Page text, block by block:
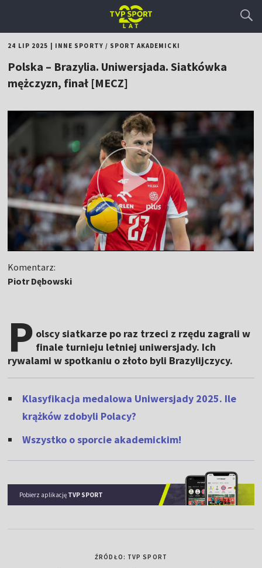
24 LIP 2025 INNE SPORTY / SPORT AKADEMICKI
Polska – Brazylia. Uniwersjada. Siatkówka
mężczyzn, finał [MECZ]
Komentarz:
Piotr Dębowski
P olscy siatkarze po raz trzeci z rzędu zagrali w
finale turnieju letniej uniwersjady. Ich
rywalami w spotkaniu o złoto byli Brazylijczycy.
Klasyfikacja medalowa Uniwersjady 2025. Ile
krążków zdobyli Polacy?
Wszystko o sporcie akademickim!
Pobierz aplikację TVP SPORT
ŹRÓDŁO: TVP SPORT